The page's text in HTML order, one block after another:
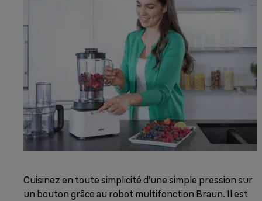
Cuisinez en toute simplicité d’une simple pression sur
un bouton grâce au robot multifonction Braun. Il est